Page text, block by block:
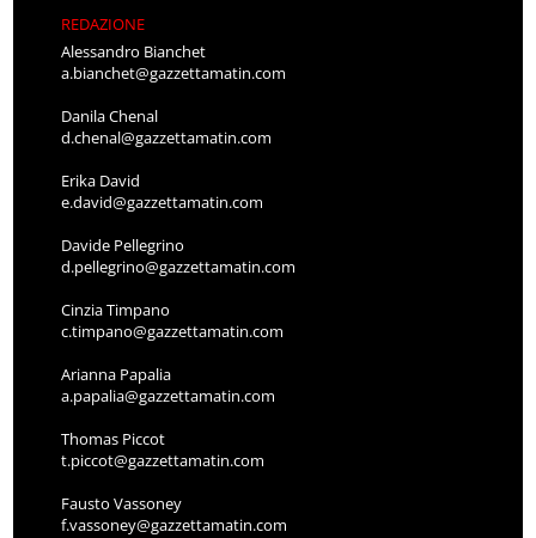
REDAZIONE
Alessandro Bianchet
a.bianchet@gazzettamatin.com
Danila Chenal
d.chenal@gazzettamatin.com
Erika David
e.david@gazzettamatin.com
Davide Pellegrino
d.pellegrino@gazzettamatin.com
Cinzia Timpano
c.timpano@gazzettamatin.com
Arianna Papalia
a.papalia@gazzettamatin.com
Thomas Piccot
t.piccot@gazzettamatin.com
Fausto Vassoney
f.vassoney@gazzettamatin.com